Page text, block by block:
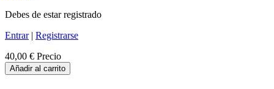
Debes de estar registrado
Entrar| Registrarse
40,00 € Precio
Añadir al carrito